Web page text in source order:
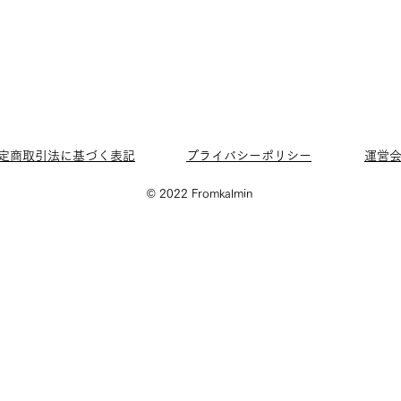
商取引法に基づく表記 プライバシーポリシー 運営
© 2022 Fromkalmin